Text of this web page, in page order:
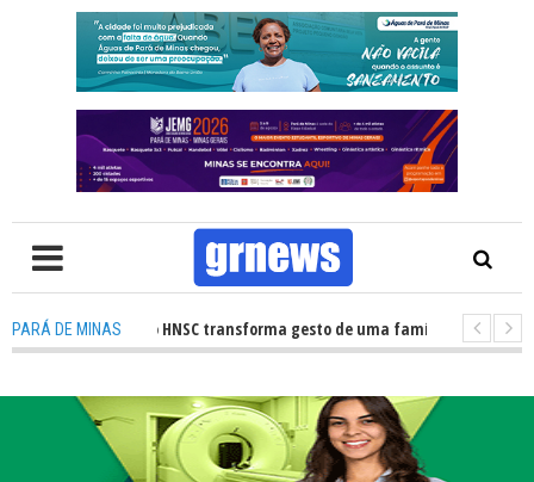
PARÁ DE MINAS
de órgãos no HNSC transforma gesto de uma família em esperança